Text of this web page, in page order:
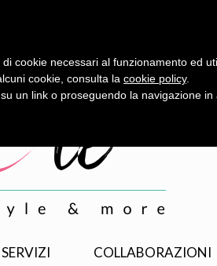
SERVIZI COLLABORAZIONI
cookie necessari al funzionamento ed
cookie, consulta la cookie policy.
un link o proseguendo la navigazione in